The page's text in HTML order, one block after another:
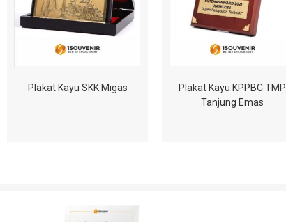
Plakat Kayu SKK Migas
Plakat Kayu KPPBC TMP
Tanjung Emas